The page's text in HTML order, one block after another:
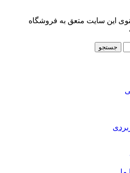
این سایت متعق به فروشگاه
جستجو